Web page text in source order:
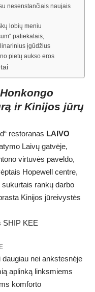
nesenstančiais naujais
lobių meniu
patiekalais,
įgūdžius
pietų aukso eros
ir Kinijos jūrų
restoranas LAIVO
Laivų gatvėje,
virtuvės paveldo,
Hopewell centre,
rankų darbo
Kinijos jūreivystės
nei ankstesnėje
aplinką linksmiems
komforto